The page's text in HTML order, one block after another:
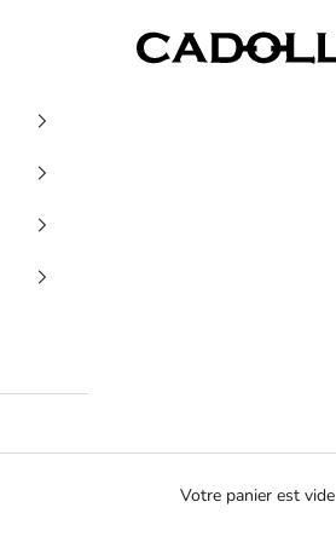
Cadolle
Votre panier est vide